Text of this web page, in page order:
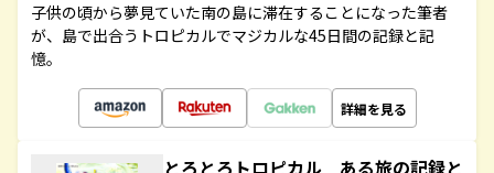
子供の頃から夢見ていた南の島に滞在することになった筆者
が、島で出合うトロピカルでマジカルな45日間の記録と記
憶。
詳細を見る
とろとろトロピカル ある旅の記録と